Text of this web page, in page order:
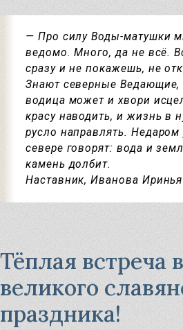
— Про силу Воды-матушки
ведомо. Много, да не всё.
сразу и не покажешь, не
Знают северные Ведающие,
водица может и хвори
красу наводить, и жизнь в
русло направлять. Недаром
севере говорят: вода и
камень долбит.
Наставник, Иванова Иринья
Тёплая встреча
великого
праздника!